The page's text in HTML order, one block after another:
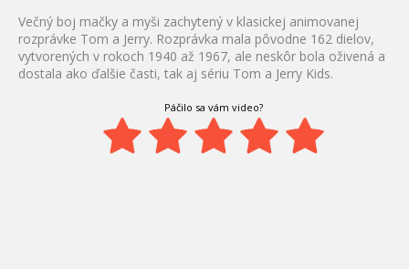
Večný boj mačky a myši zachytený v klasickej animovanej
rozprávke Tom a Jerry. Rozprávka mala pôvodne 162 dielov,
vytvorených v rokoch 1940 až 1967, ale neskôr bola oživená a
dostala ako ďalšie časti, tak aj sériu Tom a Jerry Kids.
Páčilo sa vám video?